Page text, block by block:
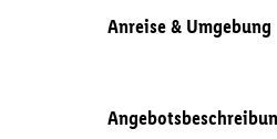
Anreise & Umgebung